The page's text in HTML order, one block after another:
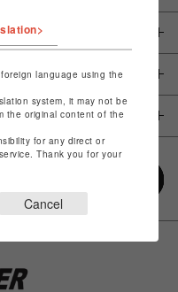
language using the
system, it may not be
the original content of the
for any direct or
Thank you for your
Cancel